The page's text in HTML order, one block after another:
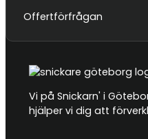
Offertförfrågan
Vi på Snickarn' i
hjälper vi dig att